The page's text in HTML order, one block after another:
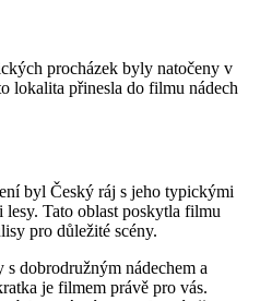
procházek byly natočeny v
lokalita přinesla do filmu nádech
byl Český ráj s jeho typickými
Tato oblast poskytla filmu
pro důležité scény.
dobrodružným nádechem a
je filmem právě pro vás.